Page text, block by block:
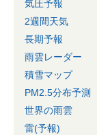
気圧予報
2週間天気
長期予報
雨雲レーダー
積雪マップ
PM2.5分布予測
世界の雨雲
雷(予報)